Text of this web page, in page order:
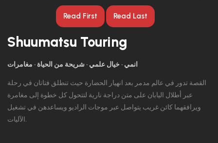
Read First Read Last
Shuumatsu Touring
انمي خيال علمي شريحة من الحياة مغامرات
القصة تدور في عالم مدمر بعد انهيار الحضارة حيث تنطلق فتاتان في رحلة
عبر أطلال اليابان على متن دراجة نارية لتتحول كل خطوة إلى مغامرة
ويرافقهما كائن غريب يتواصل عبر موجات الراديو ويساعدهن في تشغيل
الآليات.